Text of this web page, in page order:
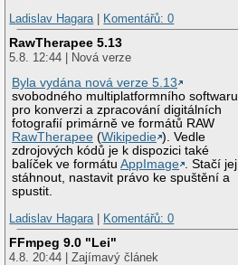
Ladislav Hagara| Komentářů: 0
RawTherapee 5.13
5.8. 12:44 | Nová verze
Byla vydána nová verze 5.13
svobodného multiplatformního softwaru
pro konverzi a zpracování digitálních
fotografií primárně ve formátů RAW
RawTherapee (Wikipedie ). Vedle
zdrojových kódů je k dispozici také
balíček ve formátuAppImage . Stačí jej
stáhnout, nastavit právo ke spuštění a
spustit.
Ladislav Hagara| Komentářů: 0
FFmpeg 9.0 "Lei"
4.8. 20:44 | Zajímavý článek